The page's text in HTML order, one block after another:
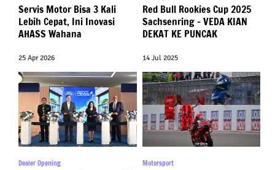
Servis Motor Bisa 3 Kali
Lebih Cepat, Ini Inovasi
AHASS Wahana
25 Apr 2026
Dealer Opening
Red Bull Rookies Cup 2025
Sachsenring – VEDA KIAN
DEKAT KE PUNCAK
14 Jul 2025
Motorsport